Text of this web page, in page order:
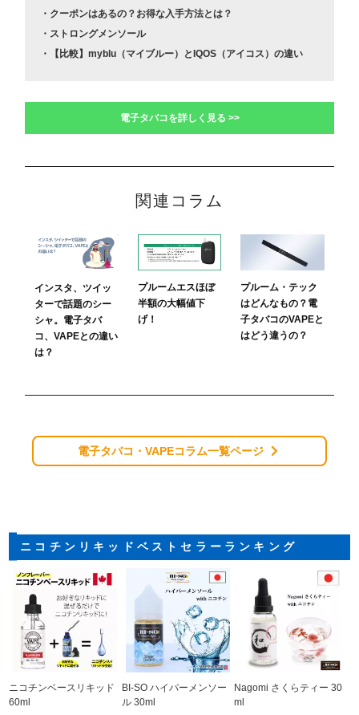
・クーポンはあるの？お得な入手方法とは？
・ストロングメンソール
・【比較】myblu（マイブルー）とIQOS（アイコス）の違い
電子タバコを詳しく見る >>
関連コラム
インスタ、ツイッ
ターで話題のシー
シャ。電子タバ
コ、VAPEとの違い
は？
プルームエスほぼ
半額の大幅値下
げ！
プルーム・テック
はどんなもの？電
子タバコのVAPEと
はどう違うの？
電子タバコ・VAPEコラム一覧ページ
ニコチンリキッドベストセラーランキング
ニコチンベースリキッド
60ml
BI-SO ハイパーメンソー
ル 30ml
Nagomi さくらティー 30
ml